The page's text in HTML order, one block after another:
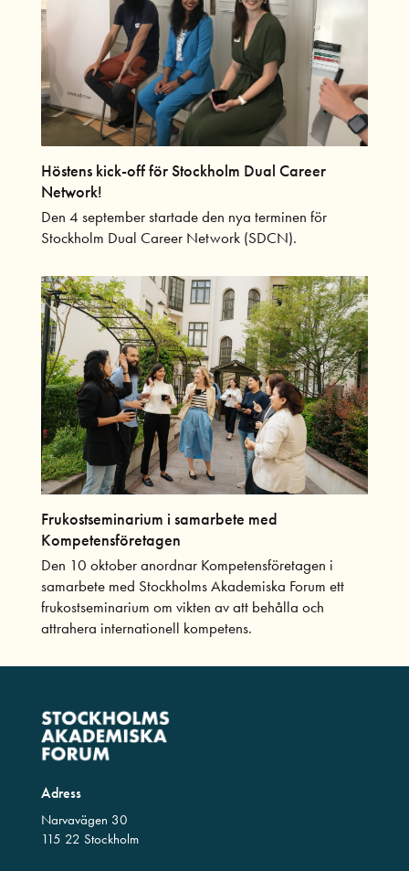
Höstens kick-off för Stockholm Dual Career
Network!
Den 4 september startade den nya terminen för
Stockholm Dual Career Network (SDCN).
Frukostseminarium i samarbete med
Kompetensföretagen
Den 10 oktober anordnar Kompetensföretagen i
samarbete med Stockholms Akademiska Forum ett
frukostseminarium om vikten av att behålla och
attrahera internationell kompetens.
Adress
Narvavägen 30
115 22 Stockholm